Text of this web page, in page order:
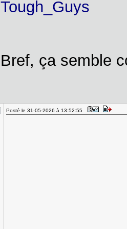
Tough_Guys
Bref, ça semble
Posté le 31-05-2026 à 13:52:55